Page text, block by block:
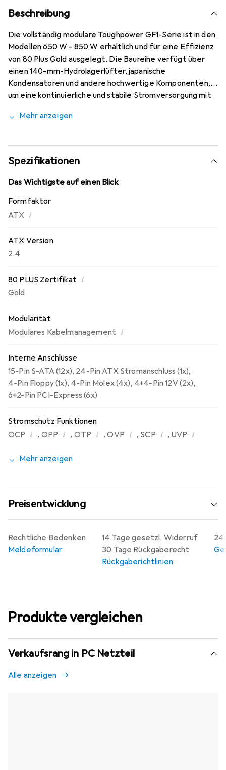
Beschreibung
Die vollständig modulare Toughpower GF1-Serie ist in den
Modellen 650 W - 850 W erhältlich und für eine Effizienz
von 80 Plus Gold ausgelegt. Die Baureihe verfügt über
einen 140-mm-Hydrolagerlüfter, japanische
Kondensatoren und andere hochwertige Komponenten,
um eine kontinuierliche und stabile Stromversorgung mit
gewährleisten. Nahezu geräuschloser Betrieb und
Leiterplatte mit einer Kupferplatte verbunden, um eine
bessere Wärmeableitung und eine beeindruckende
Ausgangsleistungsqualität zu erzielen. Ausgestattet mit
einem 140-mm-Hydrauliklagerlüfter mit intelligenter
und einen nahezu geräuschlosen Betrieb zu
gewährleisten.
Mehr anzeigen
Spezifikationen
Das Wichtigste auf einen Blick
Formfaktor
ATX i
ATX Version
2.4
80 PLUS Zertifikat i
Gold
Modularität
Modulares Kabelmanagement i
Interne Anschlüsse
15-Pin S-ATA (12x), 24-Pin ATX Stromanschluss (1x),
4-Pin Floppy (1x), 4-Pin Molex (4x), 4+4-Pin 12V (2x),
6+2-Pin PCI-Express (6x)
Stromschutz Funktionen
OCP i , OPP i , OTP i ,OVP i , SCP i ,UVP i
Mehr anzeigen
Preisentwicklung
14 Tage gesetzl. Widerruf
30 Tage Rückgaberecht
Rückgaberichtlinien
24
Rechtliche Bedenken
Meldeformular
Produkte vergleichen
Verkaufsrang in PC Netzteil
Alle anzeigen